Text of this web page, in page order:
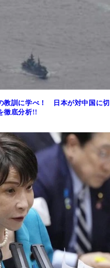
教訓に学べ！ 日本が対中国に切
徹底分析!!